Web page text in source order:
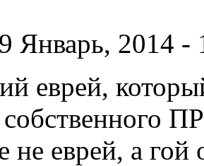
Январь, 2014 -
еврей,
не еврей, а